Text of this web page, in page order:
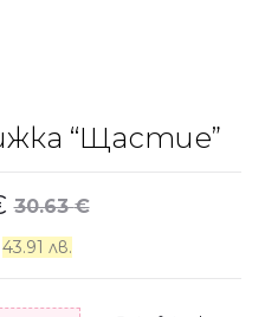
“Щастие”
30.63€
43.91 лв.